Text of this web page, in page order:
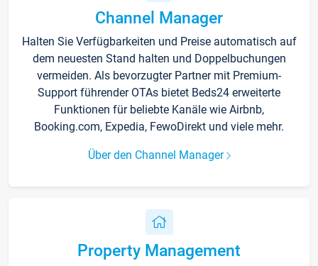
Channel Manager
Halten Sie Verfügbarkeiten und Preise automatisch auf
dem neuesten Stand halten und Doppelbuchungen
vermeiden. Als bevorzugter Partner mit Premium-
Support führender OTAs bietet Beds24 erweiterte
Funktionen für beliebte Kanäle wie Airbnb,
Booking.com, Expedia, FewoDirekt und viele mehr.
Über den Channel Manager
Property Management